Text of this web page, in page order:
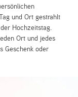
und Ort gestrahlt
Hochzeitstag.
Ort und jedes
Geschenk oder